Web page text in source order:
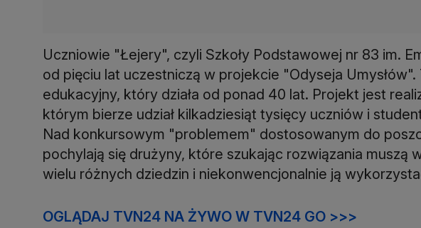
Uczniowie "Łejery", czyli Szkoły Podstawowej nr 83 im.
od pięciu lat uczestniczą w projekcie "Odyseja
edukacyjny, który działa od ponad 40 lat. Projekt jest
którym bierze udział kilkadziesiąt tysięcy uczniów i
Nad konkursowym "problemem" dostosowanym do
pochylają się drużyny, które szukając rozwiązania muszą
wielu różnych dziedzin i niekonwencjonalnie ją
OGLĄDAJ TVN24 NA ŻYWO W TVN24 GO >>>